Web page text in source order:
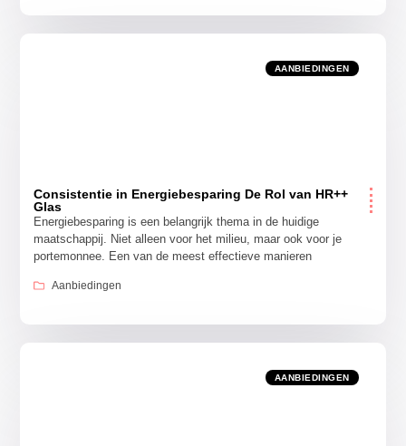
AANBIEDINGEN
Consistentie in Energiebesparing De Rol van HR++
Glas
Energiebesparing is een belangrijk thema in de huidige
maatschappij. Niet alleen voor het milieu, maar ook voor je
portemonnee. Een van de meest effectieve manieren
Aanbiedingen
AANBIEDINGEN